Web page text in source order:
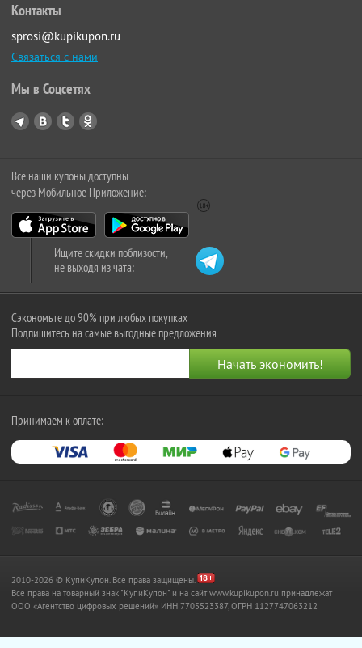
Контакты
sprosi@kupikupon.ru
Связаться с нами
Мы в Соцсетях
Все наши купоны доступны
через Мобильное Приложение:
Ищите скидки поблизости,
не выходя из чата:
Сэкономьте до 90% при любых покупках
Подпишитесь на самые выгодные предложения
Принимаем к оплате:
2010-2026 © КупиКупон. Все права защищены.
Все права на товарный знак "КупиКупон" и на сайт www.kupikupon.ru принадлежат
OOO «Агентство цифровых решений» ИНН 7705523387, ОГРН 1127747063212